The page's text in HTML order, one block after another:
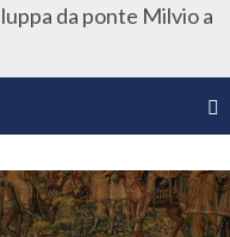
da ponte Milvio a